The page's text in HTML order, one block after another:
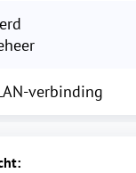
verbinding